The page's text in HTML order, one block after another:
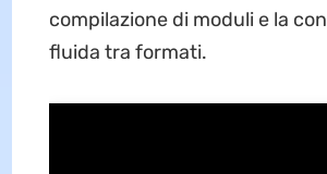
compilazione di moduli e la
fluida tra formati.